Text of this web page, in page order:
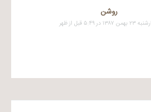
روشن
در ۵:۴۹ قبل از ظهر